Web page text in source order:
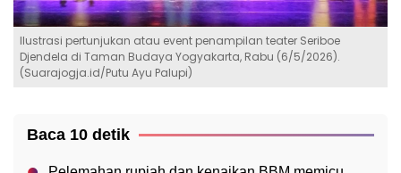
Ilustrasi pertunjukan atau event penampilan teater Seriboe
Djendela di Taman Budaya Yogyakarta, Rabu (6/5/2026).
(Suarajogja.id/Putu Ayu Palupi)
Baca 10 detik